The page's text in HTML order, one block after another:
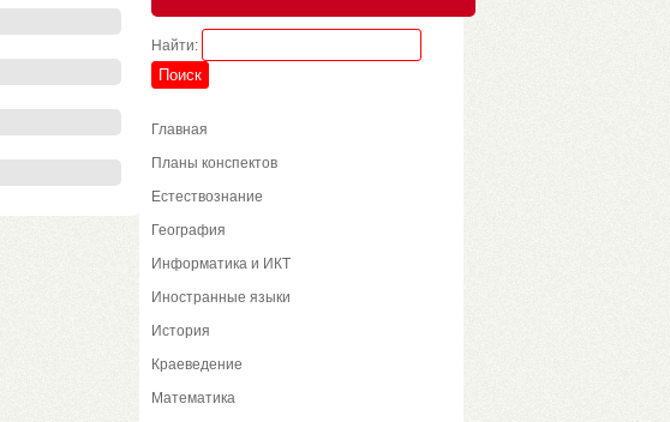
Найти:
Главная
Планы конспектов
Естествознание
География
Информатика и ИКТ
Иностранные языки
История
Краеведение
Математика